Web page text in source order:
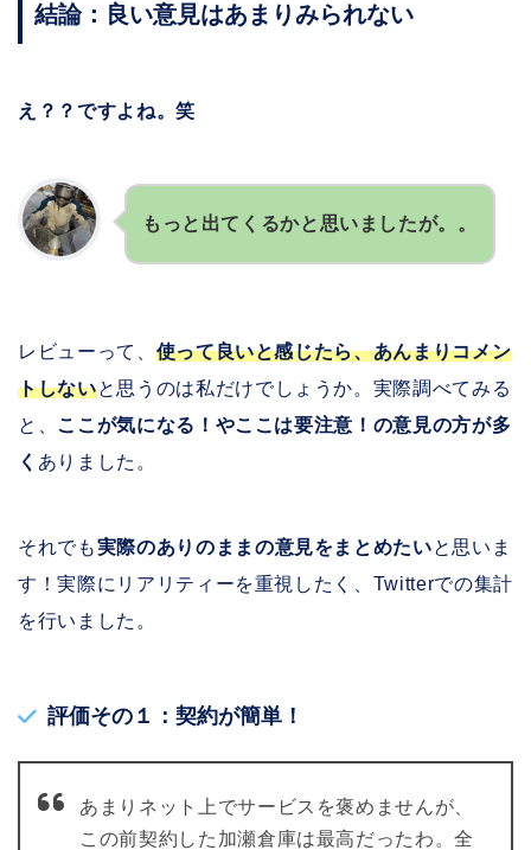
結論：良い意見はあまりみられない
え？？ですよね。笑
もっと出てくるかと思いましたが。。
レビューって、 使って良いと感じたら、あんまりコメン
トしないと思うのは私だけでしょうか。実際調べてみる
と、 ここが気になる！やここは要注意！の意見の方が多
く ありました。
それでも実際のありのままの意見をまとめたい と思いま
す！実際にリアリティーを重視したく、Twitterでの集計
を行いました。
評価その１：契約が簡単！
あまりネット上でサービスを褒めませんが、
この前契約した加瀬倉庫は最高だったわ。全